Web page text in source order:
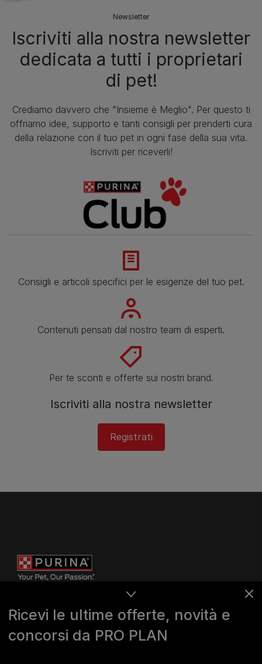
Newsletter
Iscriviti alla nostra newsletter
dedicata a tutti i proprietari
di pet!
Crediamo davvero che "Insieme è Meglio". Per questo ti
offriamo idee, supporto e tanti consigli per prenderti cura
della relazione con il tuo pet in ogni fase della sua vita.
Iscriviti per riceverli!
Consigli e articoli specifici per le esigenze del tuo pet.
Contenuti pensati dal nostro team di esperti.
Per te sconti e offerte sui nostri brand.
Iscriviti alla nostra newsletter
Registrati
Ricevi le ultime offerte, novità e
concorsi da PRO PLAN